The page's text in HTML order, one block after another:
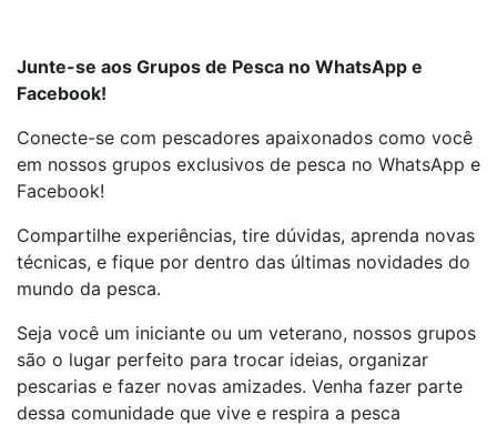
Junte-se aos Grupos de Pesca no WhatsApp e
Facebook!
Conecte-se com pescadores apaixonados como você
em nossos grupos exclusivos de pesca no WhatsApp e
Facebook!
Compartilhe experiências, tire dúvidas, aprenda novas
técnicas, e fique por dentro das últimas novidades do
mundo da pesca.
Seja você um iniciante ou um veterano, nossos grupos
são o lugar perfeito para trocar ideias, organizar
pescarias e fazer novas amizades. Venha fazer parte
dessa comunidade que vive e respira a pesca